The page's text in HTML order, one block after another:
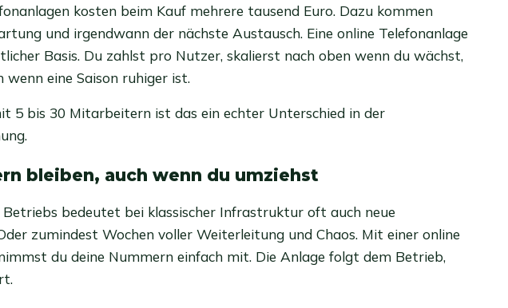
kosten beim Kauf mehrere tausend Euro. Dazu kommen
und irgendwann der nächste Austausch. Eine online Telefonanlage
Basis. Du zahlst pro Nutzer, skalierst nach oben wenn du wächst,
wenn eine Saison ruhiger ist.
5 bis 30 Mitarbeitern ist das ein echter Unterschied in der
bleiben, auch wenn du umziehst
Betriebs bedeutet bei klassischer Infrastruktur oft auch neue
zumindest Wochen voller Weiterleitung und Chaos. Mit einer online
du deine Nummern einfach mit. Die Anlage folgt dem Betrieb,